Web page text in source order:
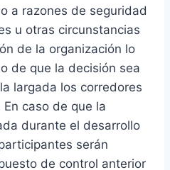
a razones de seguridad
u otras circunstancias
de la organización lo
de que la decisión sea
largada los corredores
caso de que la
durante el desarrollo
serán
de control anterior